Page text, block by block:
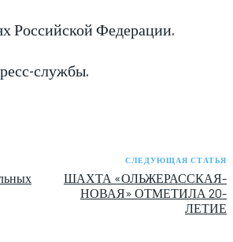
Российской Федерации.
службы.
СЛЕДУЮЩАЯ СТАТЬЯ
ШАХТА «ОЛЬЖЕРАССКАЯ-
НОВАЯ» ОТМЕТИЛА 20-
ЛЕТИЕ